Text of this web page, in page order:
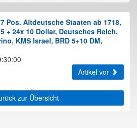
Pos. Altdeutsche Staaten ab 1718,
+ 24x 10 Dollar, Deutsches Reich,
KMS Israel, BRD 5+10 DM,
Artikel vor
zur Übersicht